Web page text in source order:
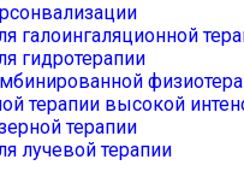
галоингаляционной
гидротерапии
терапии высокой
терапии
лучевой терапии